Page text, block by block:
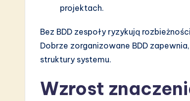
projektach.
Bez BDD zespoły ryzykują
Dobrze zorganizowane BDD
struktury systemu.
Wzrost